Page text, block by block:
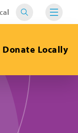
Donate Locally